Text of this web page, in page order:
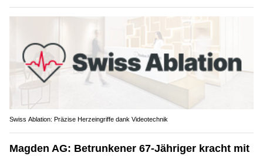
Swiss Ablation: Präzise Herzeingriffe dank Videotechnik
Magden AG: Betrunkener 67-Jähriger kracht mit